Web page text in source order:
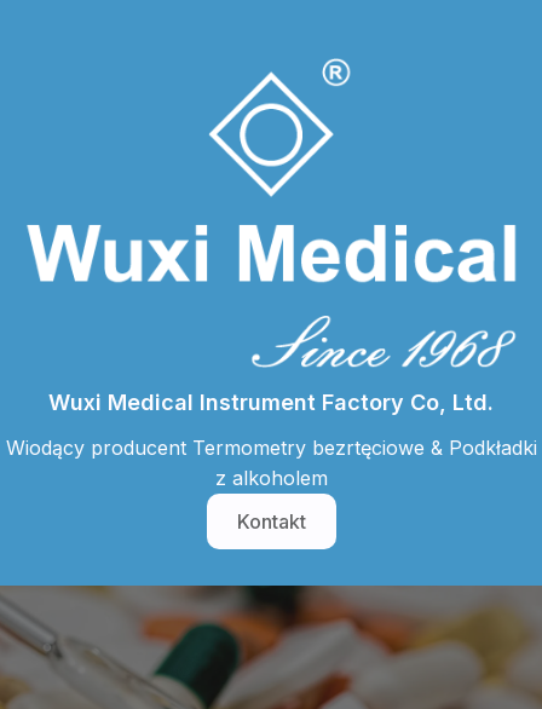
Wuxi Medical Instrument Factory Co, Ltd.
Wiodący producent Termometry bezrtęciowe & Podkładki
z alkoholem
Kontakt